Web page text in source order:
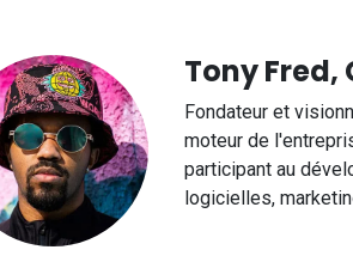
Tony Fred,
Fondateur et
moteur de
participant au
logicielles,